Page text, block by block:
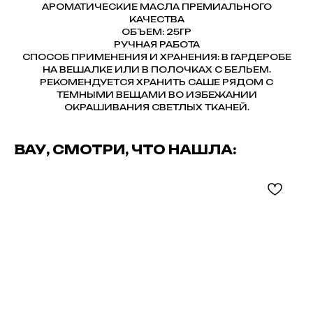
АРОМАТИЧЕСКИЕ МАСЛА ПРЕМИАЛЬНОГО
КАЧЕСТВА
ОБЪЕМ: 25ГР
РУЧНАЯ РАБОТА
СПОСОБ ПРИМЕНЕНИЯ И ХРАНЕНИЯ: В ГАРДЕРОБЕ
НА ВЕШАЛКЕ ИЛИ В ПОЛОЧКАХ С БЕЛЬЕМ.
РЕКОМЕНДУЕТСЯ ХРАНИТЬ САШЕ РЯДОМ С
ТЕМНЫМИ ВЕЩАМИ ВО ИЗБЕЖАНИИ
ОКРАШИВАНИЯ СВЕТЛЫХ ТКАНЕЙ.
ВАУ, СМОТРИ, ЧТО НАШЛА: